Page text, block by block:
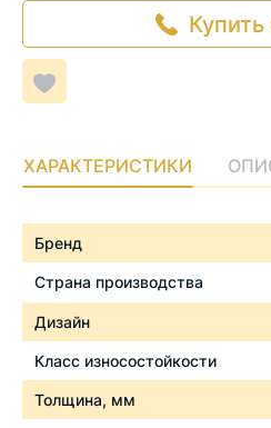
Купить
Добавить
в
желаемого
ХАРАКТЕРИСТИКИ
Характеристики
Бренд
Страна производства
Дизайн
Класс износостойкости
Толщина, мм